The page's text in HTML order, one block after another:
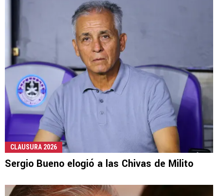
CLAUSURA 2026
Sergio Bueno elogió a las Chivas de Milito